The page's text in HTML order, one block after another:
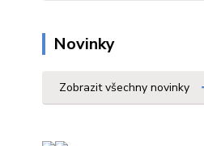
Novinky
Zobrazit všechny novinky